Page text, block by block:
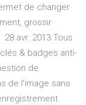
de changer
grossir
avr. 2013 Tous
& badges anti-
de
de l'image sans